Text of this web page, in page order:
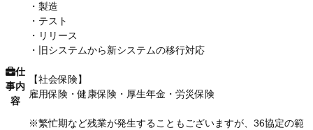
仕
事内
容
・製造
・テスト
・リリース
・旧システムから新システムの移行対応
【社会保険】
雇用保険・健康保険・厚生年金・労災保険
※繁忙期など残業が発生することもございますが、36協定の範